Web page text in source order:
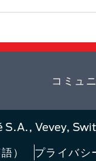
コミュ
Vevey,
）​ プライバシ